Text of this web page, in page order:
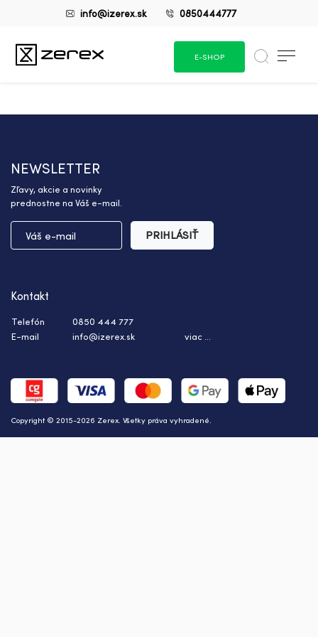
info@izerex.sk 0850444777
E-SHOP
NEWSLETTER
Zľavy, akcie a novinky
prednostne na Váš e-mail.
PRIHLÁSIŤ
Copyright © 2015-2026 Zerex. Všetky práva vyhradené.
Kontakt
Telefón
0850 444 777
E-mail
info@izerex.sk viac ...